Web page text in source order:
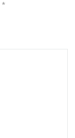
*